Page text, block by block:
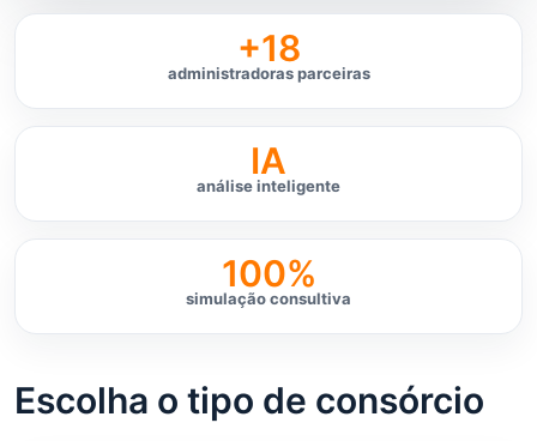
+18
administradoras parceiras
IA
análise inteligente
100%
simulação consultiva
Escolha o tipo de consórcio